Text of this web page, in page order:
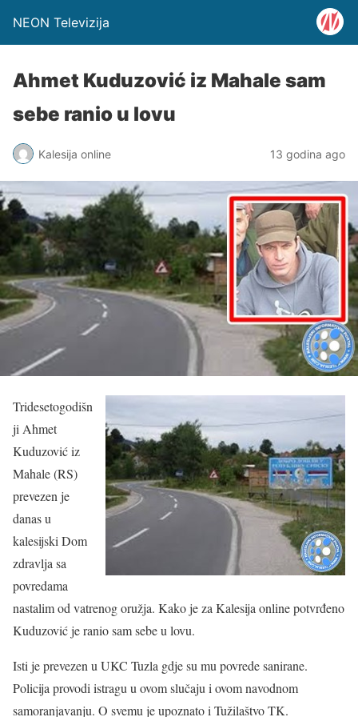
NEON Televizija
Ahmet Kuduzović iz Mahale sam
sebe ranio u lovu
Kalesija online 13 godina ago
Tridesetogodišn
ji Ahmet
Kuduzović iz
Mahale (RS)
prevezen je
danas u
kalesijski Dom
zdravlja sa
povredama
nastalim od vatrenog oružja. Kako je za Kalesija online potvrđeno
Kuduzović je ranio sam sebe u lovu.
Isti je prevezen u UKC Tuzla gdje su mu povrede sanirane.
Policija provodi istragu u ovom slučaju i ovom navodnom
samoranjavanju. O svemu je upoznato i Tužilaštvo TK.